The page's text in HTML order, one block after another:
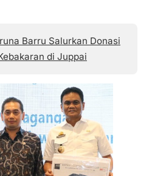
Barru Salurkan Donasi
di Juppai